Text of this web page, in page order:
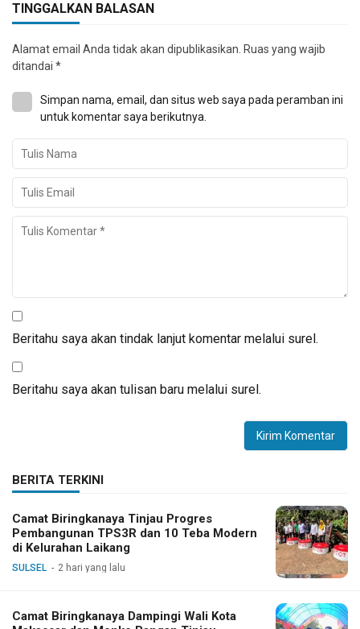
TINGGALKAN BALASAN
Alamat email Anda tidak akan dipublikasikan. Ruas yang wajib
ditandai *
Simpan nama, email, dan situs web saya pada peramban ini
untuk komentar saya berikutnya.
Beritahu saya akan tindak lanjut komentar melalui surel.
Beritahu saya akan tulisan baru melalui surel.
BERITA TERKINI
Camat Biringkanaya Tinjau Progres
Pembangunan TPS3R dan 10 Teba Modern
di Kelurahan Laikang
SULSEL 2 hari yang lalu
Camat Biringkanaya Dampingi Wali Kota